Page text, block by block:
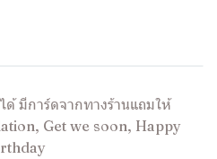
ด้ มีการ์ดจากทางร้านแถมให้
Get we soon, Happy